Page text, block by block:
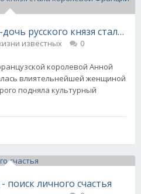
русского князя стала
известных 0
королевой Анной
влиятельнейшей женщиной
подняла культурный
личного счастья